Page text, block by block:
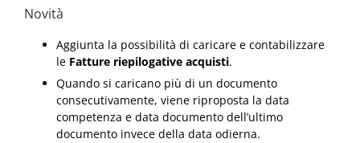
Novità
Aggiunta la possibilità di caricare e contabilizzare
le Fatture riepilogative acquisti.
Quando si caricano più di un documento
consecutivamente, viene riproposta la data
competenza e data documento dell’ultimo
documento invece della data odierna.